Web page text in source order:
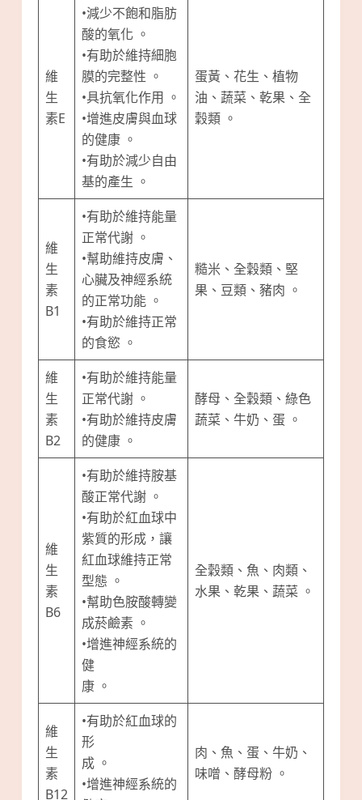
維
生
素E
•減少不飽和脂肪
酸的氧化 。
•有助於維持細胞
膜的完整性 。
•具抗氧化作用 。
•增進皮膚與血球
的健康 。
•有助於減少自由
基的產生 。
蛋黃、花生、植物
油、蔬菜、乾果、全
穀類 。
維
生
素
B1
•有助於維持能量
正常代謝 。
•幫助維持皮膚、
心臟及神經系統
的正常功能 。
•有助於維持正常
的食慾 。
糙米、全穀類、堅
果、豆類、豬肉 。
維
生
素
B2
•有助於維持能量
正常代謝 。
•有助於維持皮膚
的健康 。
酵母、全穀類、綠色
蔬菜、牛奶、蛋 。
維
生
素
B6
•有助於維持胺基
酸正常代謝 。
•有助於紅血球中
紫質的形成，讓
紅血球維持正常
型態 。
•幫助色胺酸轉變
成菸鹼素 。
•增進神經系統的
健
康 。
全穀類、魚、肉類、
水果、乾果、蔬菜 。
維
生
素
B12
•有助於紅血球的
形
成 。
•增進神經系統的
肉、魚、蛋、牛奶、
味噌、酵母粉 。